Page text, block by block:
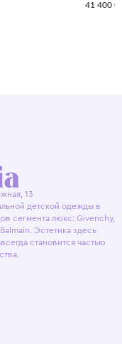
41 400 ₽
13
детской одежды в
сегмента люкс: Givenchy,
Эстетика здесь
становится частью